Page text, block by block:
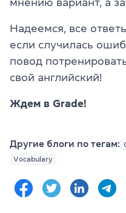
мнению вариант, а
Надеемся, все
если случилась
повод
свой английский!
Ждем в Grade!
Другие блоги по тегам:
Vocabulary